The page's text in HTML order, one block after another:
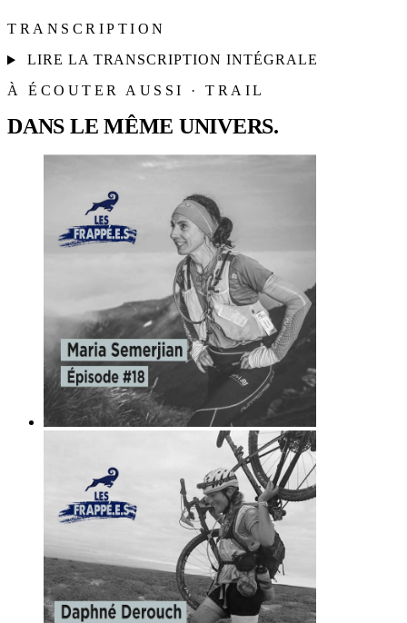
TRANSCRIPTION
LIRE LA TRANSCRIPTION INTÉGRALE
À ÉCOUTER AUSSI · TRAIL
DANS LE MÊME UNIVERS.